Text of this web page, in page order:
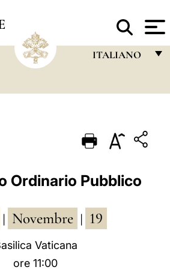
ITALIANO
PORTUGUÊS
ESPAÑOL
POLSKI
Ordinario Pubblico
Novembre 19
Vaticana
ore 11:00